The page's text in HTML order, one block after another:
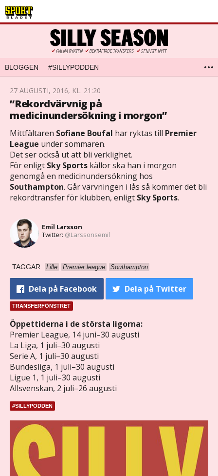
BLOGGEN #SILLYPODDEN
27 AUGUSTI, 2016, KL. 21:20
”Rekordvärvnig på
medicinundersökning i morgon”
Mittfältaren Sofiane Boufal har ryktas till Premier
League under sommaren.
Det ser också ut att bli verklighet.
För enligt Sky Sports källor ska han i morgon
genomgå en medicinundersökning hos
Southampton. Går värvningen i lås så kommer det bli
rekordtransfer för klubben, enligt Sky Sports.
Emil Larsson
Twitter: @Larssonsemil
TAGGAR Lille Premier league Southampton
Dela på Facebook Dela på Twitter
TRANSFERFÖNSTRET
Öppettiderna i de största ligorna:
Premier League, 14 juni–30 augusti
La Liga, 1 juli–30 augusti
Serie A, 1 juli–30 augusti
Bundesliga, 1 juli–30 augusti
Ligue 1, 1 juli–30 augusti
Allsvenskan, 2 juli–26 augusti
#SILLYPODDEN